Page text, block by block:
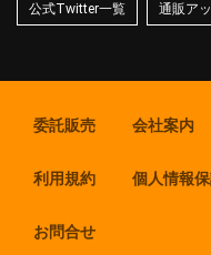
公式Twitter一覧 通販ア
委託販売 会社案内
利用規約 個人情報
お問合せ